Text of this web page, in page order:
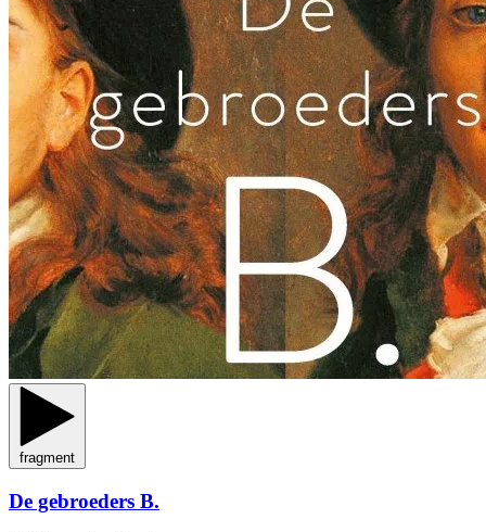
fragment
De gebroeders B.